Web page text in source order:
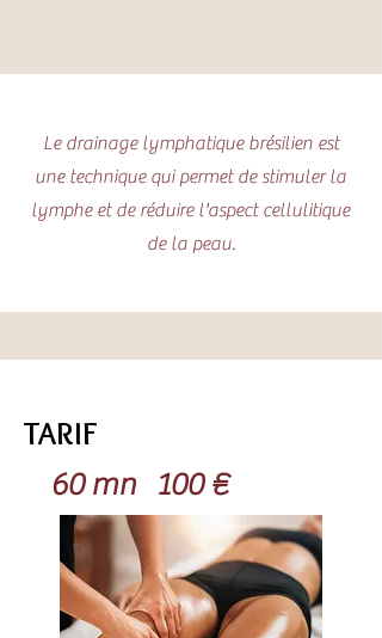
Le drainage lymphatique brésilien est
une technique qui permet de stimuler la
lymphe et de réduire l'aspect cellulitique
de la peau.
TARIF
60 mn 100 €